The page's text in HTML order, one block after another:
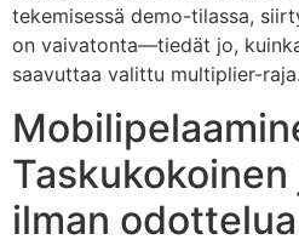
tekemisessä demo-tilassa,
on vaivatonta—tiedät jo,
saavuttaa valittu multiplier-raja.
ilman odottelua